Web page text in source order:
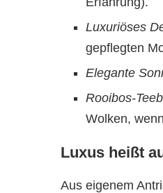
Luxuriöses
gepflegten
Elegante
Rooibos-
Wolken,
Luxus heißt
Aus eigenem